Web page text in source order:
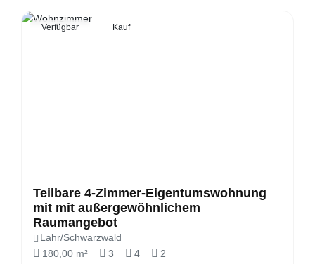
Verfügbar Kauf
Teilbare 4-Zimmer-Eigentumswohnung
mit mit außergewöhnlichem
Raumangebot
Lahr/Schwarzwald
180,00 m²
3 4
2